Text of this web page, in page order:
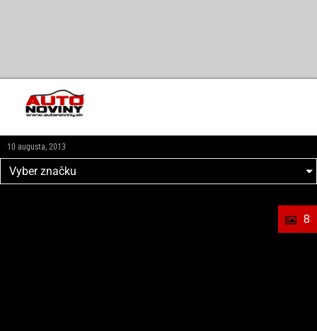
10 augusta, 2013
Vyber značku
8